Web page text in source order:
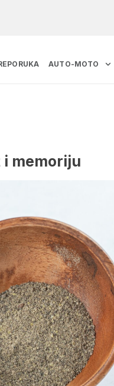
AUTO-MOTO
memoriju